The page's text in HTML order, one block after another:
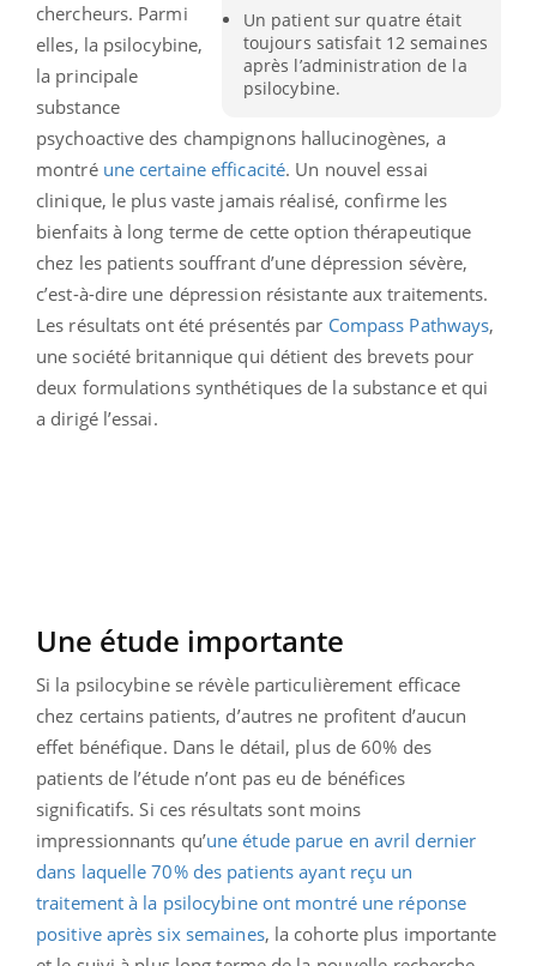
Un patient sur quatre était
toujours satisfait 12 semaines
après l’administration de la
psilocybine.
chercheurs. Parmi
elles, la psilocybine,
la principale
substance
psychoactive des champignons hallucinogènes, a
montré une certaine efficacité. Un nouvel essai
clinique, le plus vaste jamais réalisé, confirme les
bienfaits à long terme de cette option thérapeutique
chez les patients souffrant d’une dépression sévère,
c’est-à-dire une dépression résistante aux traitements.
Les résultats ont été présentés par Compass Pathways,
une société britannique qui détient des brevets pour
deux formulations synthétiques de la substance et qui
a dirigé l’essai.
Une étude importante
Si la psilocybine se révèle particulièrement efficace
chez certains patients, d’autres ne profitent d’aucun
effet bénéfique. Dans le détail, plus de 60% des
patients de l’étude n’ont pas eu de bénéfices
significatifs. Si ces résultats sont moins
impressionnants qu’une étude parue en avril dernier
dans laquelle 70% des patients ayant reçu un
traitement à la psilocybine ont montré une réponse
positive après six semaines, la cohorte plus importante